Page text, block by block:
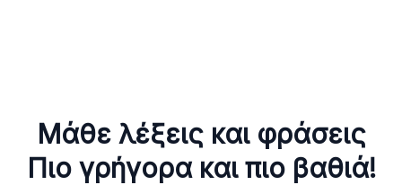
Μάθε λέξεις και φράσεις
Πιο γρήγορα και πιο βαθιά!